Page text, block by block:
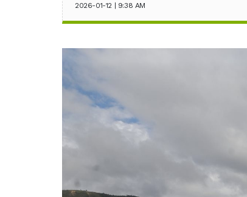
2026-01-12 | 9:38 AM